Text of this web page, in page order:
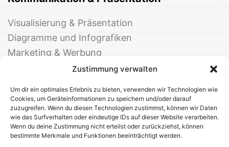
Zustimmung verwalten
Um dir ein optimales Erlebnis zu bieten, verwenden wir Technologien wie
Cookies, um Geräteinformationen zu speichern und/oder darauf
zuzugreifen. Wenn du diesen Technologien zustimmst, können wir Daten
wie das Surfverhalten oder eindeutige IDs auf dieser Website verarbeiten.
Wenn du deine Zustimmung nicht erteilst oder zurückziehst, können
bestimmte Merkmale und Funktionen beeinträchtigt werden.
Visualisierung & Präsentation
Diagramme und Infografiken
Marketing & Werbung
Events & Einladungen
© 2025 Deine Welt der Office-Vorlagen